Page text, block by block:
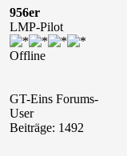
956er
LMP-Pilot
Offline
GT-Eins Forums-
User
Beiträge: 1492